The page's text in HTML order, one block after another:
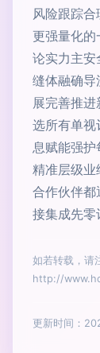
风险跟踪
更强量化的
论实力主安
缝体融确导
展完善推
选所有单视
息赋能强
精准层级业
合作伙伴都
接集成先零
如若转载，请
http://
更新时间：